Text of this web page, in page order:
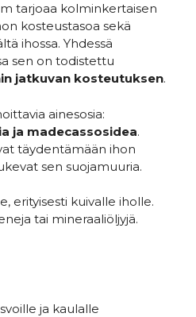
tarjoaa kolminkertaisen
kosteustasoa sekä
ihossa. Yhdessä
sen on todistettu
jatkuvan kosteutuksen.
ainesosia:
ja madecassosidea.
täydentämään ihon
sen suojamuuria.
erityisesti kuivalle iholle.
tai mineraaliöljyjä.
ja kaulalle